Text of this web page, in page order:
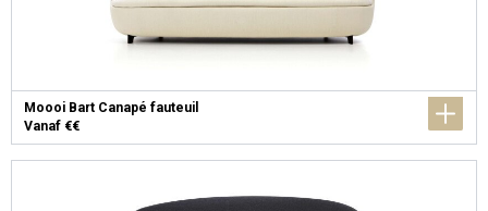
Moooi Bart Canapé fauteuil
Vanaf €€